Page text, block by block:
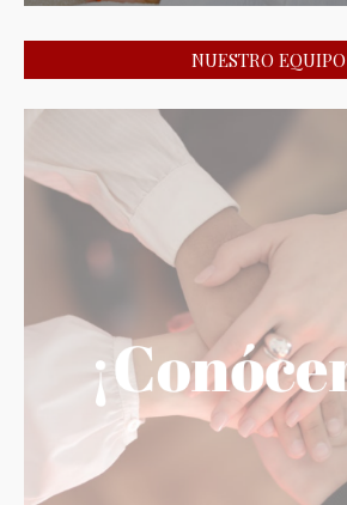
NUESTRO EQUIPO